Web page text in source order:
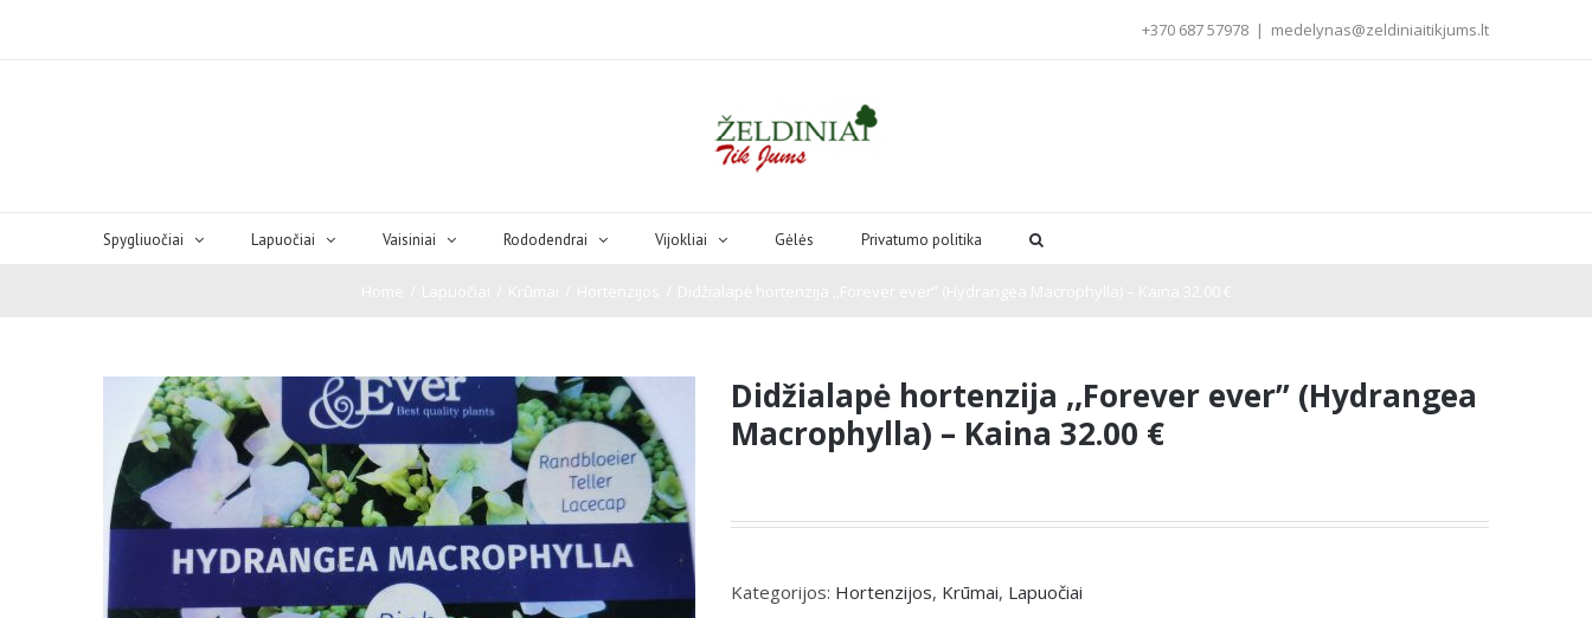
+370 687 57978 | medelynas@zeldiniaitikjums.lt
Spygliuočiai Lapuočiai Vaisiniai Rododendrai Vijokliai Gėlės Privatumo politika
Didžialapė hortenzija ,,Forever ever” (Hydrangea
Macrophylla) – Kaina 32.00 €
Kategorijos: Hortenzijos, Krūmai, Lapuočiai